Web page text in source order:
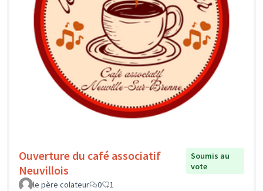
Ouverture du café associatif
Neuvillois
Soumis au
vote
le père colateur
0 1